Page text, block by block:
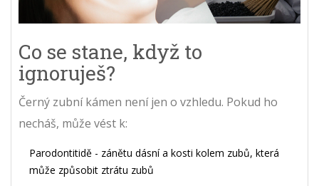
Co se stane, když to
ignoruješ?
Černý zubní kámen není jen o vzhledu. Pokud ho
necháš, může vést k:
Parodontitidě - zánětu dásní a kosti kolem zubů, která
může způsobit ztrátu zubů